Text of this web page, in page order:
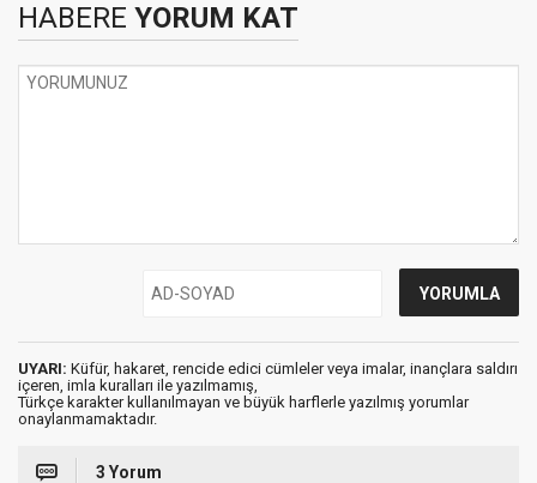
HABERE YORUM KAT
UYARI: Küfür, hakaret, rencide edici cümleler veya imalar, inançlara saldırı
içeren, imla kuralları ile yazılmamış,
Türkçe karakter kullanılmayan ve büyük harflerle yazılmış yorumlar
onaylanmamaktadır.
3 Yorum